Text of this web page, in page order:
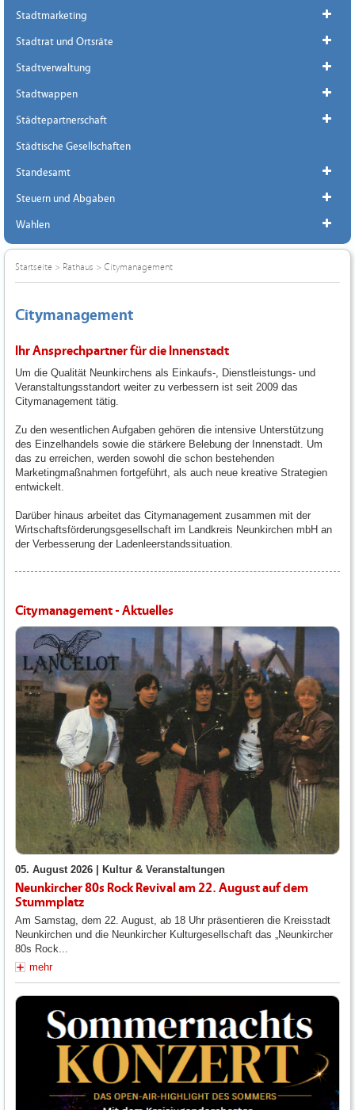
Stadtmarketing
Stadtrat und Ortsräte
Stadtverwaltung
Stadtwappen
Städtepartnerschaft
Städtische Gesellschaften
Standesamt
Steuern und Abgaben
Wahlen
Startseite > Rathaus > Citymanagement
Citymanagement
Ihr Ansprechpartner für die Innenstadt
Um die Qualität Neunkirchens als Einkaufs-, Dienstleistungs- und
Veranstaltungsstandort weiter zu verbessern ist seit 2009 das
Citymanagement tätig.
Zu den wesentlichen Aufgaben gehören die intensive Unterstützung
des Einzelhandels sowie die stärkere Belebung der Innenstadt. Um
das zu erreichen, werden sowohl die schon bestehenden
Marketingmaßnahmen fortgeführt, als auch neue kreative Strategien
entwickelt.
Darüber hinaus arbeitet das Citymanagement zusammen mit der
Wirtschaftsförderungsgesellschaft im Landkreis Neunkirchen mbH an
der Verbesserung der Ladenleerstandssituation.
Citymanagement - Aktuelles
05. August 2026 | Kultur & Veranstaltungen
Neunkircher 80s Rock Revival am 22. August auf dem
Stummplatz
Am Samstag, dem 22. August, ab 18 Uhr präsentieren die Kreisstadt
Neunkirchen und die Neunkircher Kulturgesellschaft das „Neunkircher
80s Rock...
mehr